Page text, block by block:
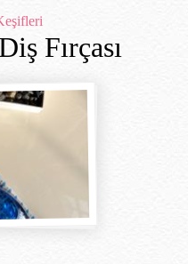
Fırçası